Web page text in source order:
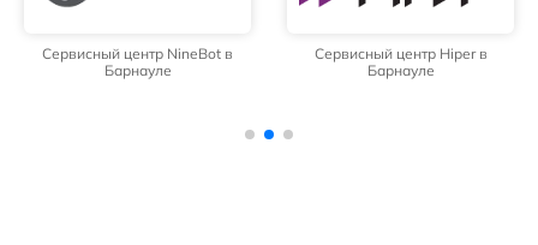
Сервисный центр NineBot в
Барнауле
Сервисный центр Hiper в
Барнауле